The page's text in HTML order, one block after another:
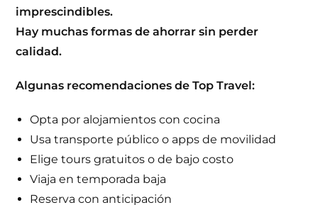
imprescindibles.
Hay muchas formas de ahorrar sin perder
calidad.
Algunas recomendaciones deTop Travel:
Opta por alojamientos con cocina
Usa transporte público o apps de movilidad
Elige tours gratuitos o de bajo costo
Viaja en temporada baja
Reserva con anticipación